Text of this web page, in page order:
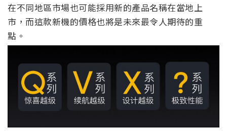
在不同地區市場也可能採用新的產品名稱在當地上
市，而這款新機的價格也將是未來最令人期待的重
點。